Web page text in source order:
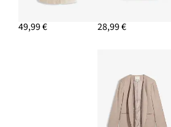
49,99 € 28,99 €